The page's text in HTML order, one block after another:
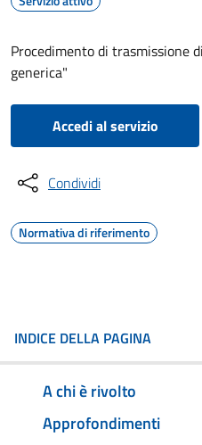
Procedimento di trasmissione
generica"
Accedi al servizio
Condividi
Normativa di riferimento
INDICE DELLA PAGINA
A chi è rivolto
Approfondimenti